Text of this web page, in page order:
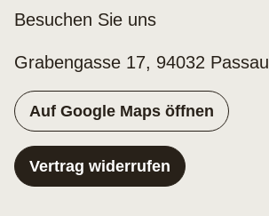
Besuchen Sie uns
Grabengasse 17, 94032 Passau
Auf Google Maps öffnen
Vertrag widerrufen